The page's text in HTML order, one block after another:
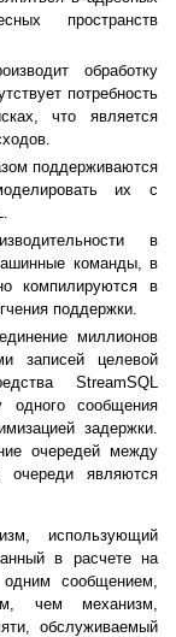
пространств
обработку
потребность
что является
поддерживаются
их с
в
команды, в
компилируются в
поддержки.
миллионов
записей целевой
StreamSQL
одного сообщения
задержки.
очередей между
являются
использующий
в расчете на
сообщением,
чем механизм,
обслуживаемый